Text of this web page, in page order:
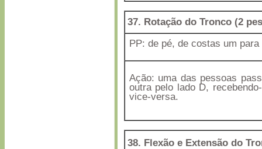
37. Rotação do Tronco (2
PP: de pé, de costas um para
Ação: uma das pessoas
outra pelo lado D,
vice-versa.
38. Flexão e Extensão do